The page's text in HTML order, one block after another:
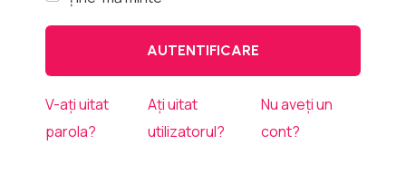
AUTENTIFICARE
V-ați uitat
parola?
Ați uitat
utilizatorul?
Nu aveți un
cont?